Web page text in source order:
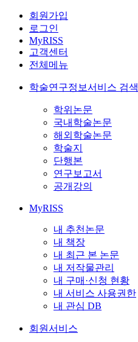
회원가입
로그인
MyRISS
고객센터
전체메뉴
학술연구정보서비스 검색
학위논문
국내학술논문
해외학술논문
학술지
단행본
연구보고서
공개강의
MyRISS
내 추천논문
내 책장
내 최근 본 논문
내 저작물관리
내 구매·신청 현황
내 서비스 사용권한
내 관심 DB
회원서비스